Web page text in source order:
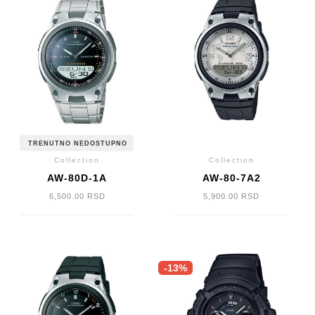
TRENUTNO NEDOSTUPNO
Collection
AW-80D-1A
6,500.00 RSD
Collection
AW-80-7A2
5,900.00 RSD
-13%